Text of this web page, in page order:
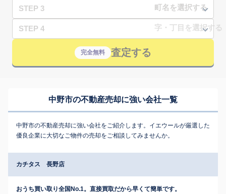
STEP 3
STEP 4
完全無料 査定する
中野市の不動産売却に強い会社一覧
中野市の不動産売却に強い会社をご紹介します。イエウールが厳選した
優良企業に大切なご物件の売却をご相談してみませんか。
カチタス 長野店
おうち買い取り全国No.1。直接買取だから早くて簡単です。